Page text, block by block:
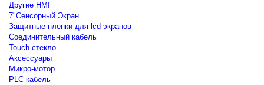
Другие HMI
7"Сенсорный Экран
Защитные пленки для lcd экранов
Соединительный кабель
Touch-стекло
Аксессуары
Микро-мотор
PLC кабель